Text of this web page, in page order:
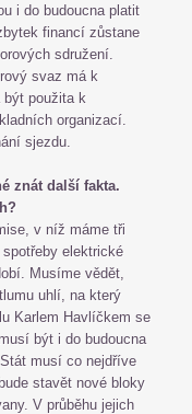
i do budoucna platit
financí zůstane
sdružení.
svaz má k
být použita k
organizací.
sjezdu.
znát další fakta.
v níž máme tři
elektrické
Musíme vědět,
uhlí, na který
Karlem Havlíčkem se
být i do budoucna
musí co nejdříve
stavět nové bloky
V průběhu jejich